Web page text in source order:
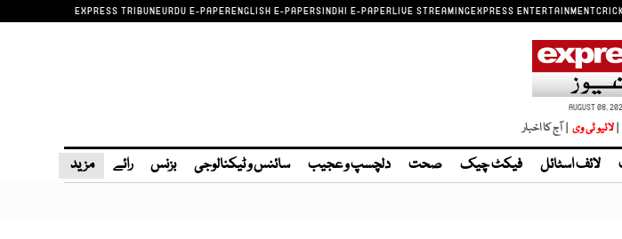
EXPRESS TRIBUNEURDU E-PAPERENGLISH E-PAPERSINDHI E-PAPERLIVE STREAMINGEXPRESS ENTERTAINMENT
AUGUST 08,
|لائیو ٹی وی | آج کا اخبار
لائف اسٹائل فیکٹ چیک صحت دلچسپ و عجیب سائنس و ٹیکنالوجی بزنس رائے مزید